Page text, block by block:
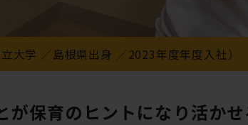
大学 島根県出身 2023年度年度入社）
が保育のヒントになり活かせ